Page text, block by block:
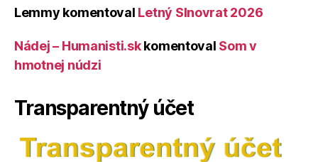
Lemmy komentoval Letný Slnovrat 2026
Nádej – Humanisti.skkomentoval Som v
hmotnej núdzi
Transparentný účet